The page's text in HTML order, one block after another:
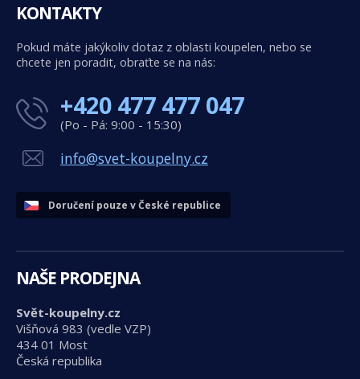
KONTAKTY
Pokud máte jakýkoliv dotaz z oblasti koupelen, nebo se
chcete jen poradit, obraťte se na nás:
+420 477 477 047
(Po - Pá: 9:00 - 15:30)
info@svet-koupelny.cz
Doručení pouze v České republice
NAŠE PRODEJNA
Svět-koupelny.cz
Višňová 983 (vedle VZP)
434 01 Most
Česká republika